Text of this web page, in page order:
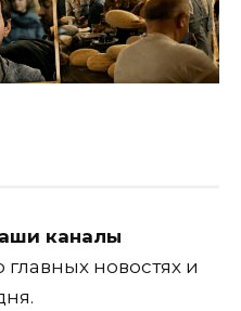
каналы
новостях и